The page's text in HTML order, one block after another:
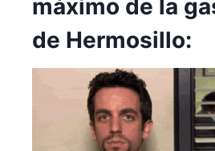
máximo de la
de Hermosillo: